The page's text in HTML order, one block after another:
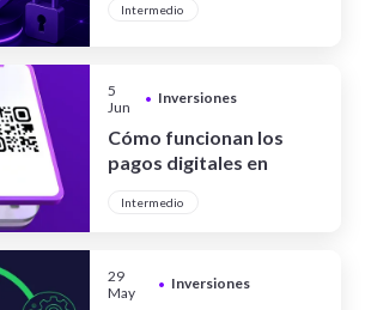
III Full System
Intermedio
5
Jun
• Inversiones
Cómo funcionan los
pagos digitales en
Intermedio
29
May
• Inversiones